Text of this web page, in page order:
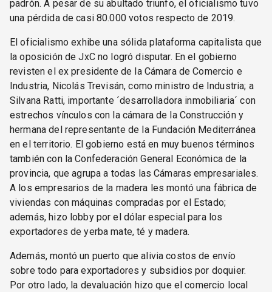
padrón. A pesar de su abultado triunfo, el oficialismo tuvo
una pérdida de casi 80.000 votos respecto de 2019.
El oficialismo exhibe una sólida plataforma capitalista que
la oposición de JxC no logró disputar. En el gobierno
revisten el ex presidente de la Cámara de Comercio e
Industria, Nicolás Trevisán, como ministro de Industria; a
Silvana Ratti, importante ´desarrolladora inmobiliaria´ con
estrechos vínculos con la cámara de la Construcción y
hermana del representante de la Fundación Mediterránea
en el territorio. El gobierno está en muy buenos términos
también con la Confederación General Económica de la
provincia, que agrupa a todas las Cámaras empresariales.
A los empresarios de la madera les montó una fábrica de
viviendas con máquinas compradas por el Estado;
además, hizo lobby por el dólar especial para los
exportadores de yerba mate, té y madera.
Además, montó un puerto que alivia costos de envío
sobre todo para exportadores y subsidios por doquier.
Por otro lado, la devaluación hizo que el comercio local